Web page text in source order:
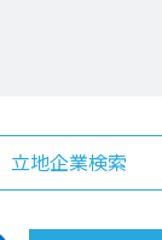
立地企業検索